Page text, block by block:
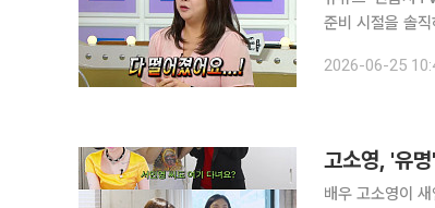
준비 시절을 솔직하게 털어놨다. 김민경은 24일 방
교 약학대학을
2026-06-25
고소영, '유
배우 고소영이 새언니를 깜짝 공개했다. 4